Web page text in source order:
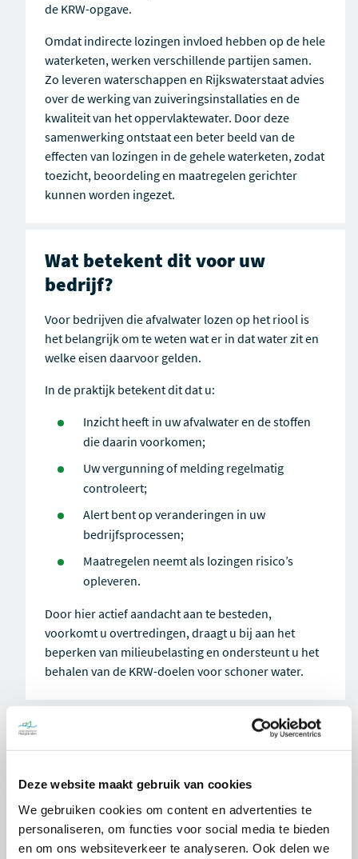
Deze website maakt gebruik van cookies
We gebruiken cookies om content en advertenties te
personaliseren, om functies voor social media te bieden
en om ons websiteverkeer te analyseren. Ook delen we
de KRW-opgave.
Omdat indirecte lozingen invloed hebben op de hele
waterketen, werken verschillende partijen samen.
Zo leveren waterschappen en Rijkswaterstaat advies
over de werking van zuiveringsinstallaties en de
kwaliteit van het oppervlaktewater. Door deze
samenwerking ontstaat een beter beeld van de
effecten van lozingen in de gehele waterketen, zodat
toezicht, beoordeling en maatregelen gerichter
kunnen worden ingezet.
Wat betekent dit voor uw
bedrijf?
Voor bedrijven die afvalwater lozen op het riool is
het belangrijk om te weten wat er in dat water zit en
welke eisen daarvoor gelden.
In de praktijk betekent dit dat u:
Inzicht heeft in uw afvalwater en de stoffen
die daarin voorkomen;
Uw vergunning of melding regelmatig
controleert;
Alert bent op veranderingen in uw
bedrijfsprocessen;
Maatregelen neemt als lozingen risico’s
opleveren.
Door hier actief aandacht aan te besteden,
voorkomt u overtredingen, draagt u bij aan het
beperken van milieubelasting en ondersteunt u het
behalen van de KRW-doelen voor schoner water.
weten wat dit betekent voor uw situatie? Bekijk dan
Veelgestelde vragen. Staat uw antwoord er niet
tussen? Neem dan contact op via
anita.lelieveld@odh.nl